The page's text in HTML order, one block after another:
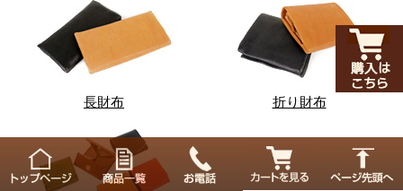
長財布 折り財布